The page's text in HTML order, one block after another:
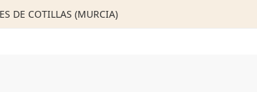
DE COTILLAS (MURCIA)